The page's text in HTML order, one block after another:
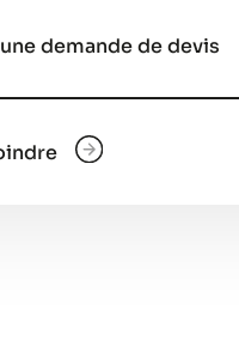
demande de devis